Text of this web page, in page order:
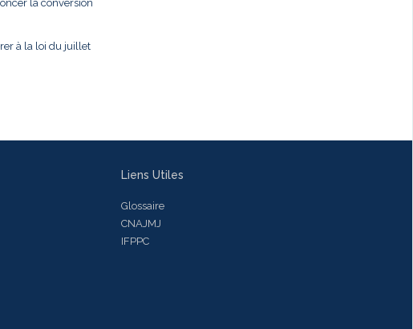
la conversion
à la loi du juillet
Liens Utiles
Glossaire
CNAJMJ
IFPPC